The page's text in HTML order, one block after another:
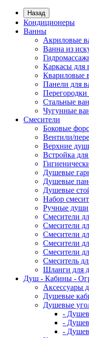
Назад
Кондиционеры
Ванны
Акриловые
Ванна из
Каркасы для
Квариловые
Панели для
Перегородки
Стальные
Чугунные
Смесители
Боковые
Вентили/
Верхние
Встройка
Душевые
Душевые
Душевые
Набор
Ручные души
Смесители
Смесители
Смесители
Смесители
Смесители
Смеситель
Шланги для
Душ - Кабины -
Аксессуары
Душевые
Душевые
-
-
-